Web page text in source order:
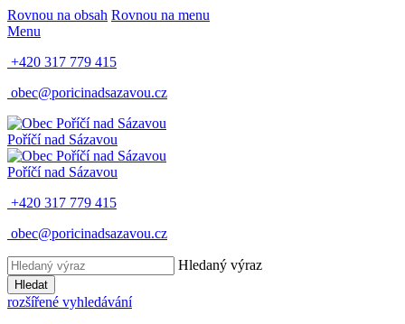
Rovnou na obsah Rovnou na menu
Menu
+420 317 779 415
obec@poricinadsazavou.cz
Poříčí nad Sázavou
Poříčí nad Sázavou
+420 317 779 415
obec@poricinadsazavou.cz
Hledaný výraz
Hledat
rozšířené vyhledávání